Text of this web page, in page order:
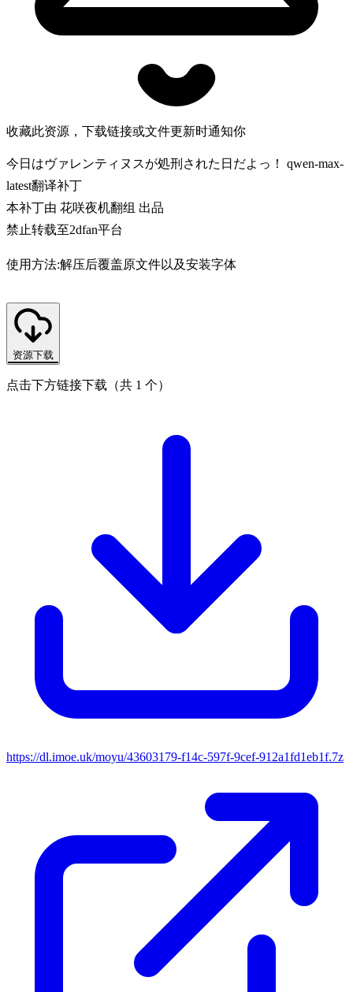
收藏此资源，下载链接或文件更新时通知你
今日はヴァレンティヌスが処刑された日だよっ！ qwen-max-
latest翻译补丁
本补丁由 花咲夜机翻组 出品
禁止转载至2dfan平台
使用方法:解压后覆盖原文件以及安装字体
资源下载
点击下方链接下载（共 1 个）
https://dl.imoe.uk/moyu/43603179-f14c-597f-9cef-912a1fd1eb1f.7z